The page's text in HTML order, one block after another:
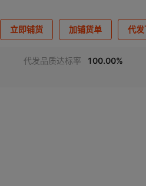
立即铺货 加铺货单 代
代发品质达标率
100.00%